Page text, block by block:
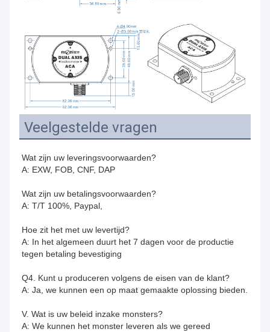
Veelgestelde vragen
Wat zijn uw leveringsvoorwaarden?
A: EXW, FOB, CNF, DAP
Wat zijn uw betalingsvoorwaarden?
A: T/T 100%, Paypal,
Hoe zit het met uw levertijd?
A: In het algemeen duurt het 7 dagen voor de productie
tegen betaling bevestiging
Q4. Kunt u produceren volgens de eisen van de klant?
A: Ja, we kunnen een op maat gemaakte oplossing bieden.
V. Wat is uw beleid inzake monsters?
A: We kunnen het monster leveren als we gereed